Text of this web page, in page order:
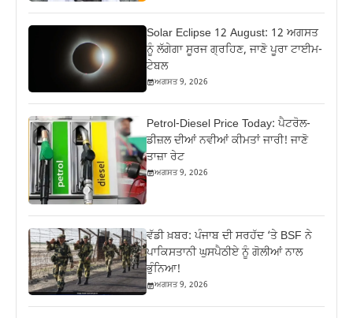
Solar Eclipse 12 August: 12 ਅਗਸਤ
ਨੂੰ ਲੱਗੇਗਾ ਸੂਰਜ ਗ੍ਰਹਿਣ, ਜਾਣੋ ਪੂਰਾ ਟਾਈਮ-
ਟੇਬਲ
ਅਗਸਤ 9, 2026
Petrol-Diesel Price Today: ਪੈਟਰੋਲ-
ਡੀਜ਼ਲ ਦੀਆਂ ਨਵੀਆਂ ਕੀਮਤਾਂ ਜਾਰੀ! ਜਾਣੋ
ਤਾਜ਼ਾ ਰੇਟ
ਅਗਸਤ 9, 2026
ਵੱਡੀ ਖ਼ਬਰ: ਪੰਜਾਬ ਦੀ ਸਰਹੱਦ ‘ਤੇ BSF ਨੇ
ਪਾਕਿਸਤਾਨੀ ਘੁਸਪੈਠੀਏ ਨੂੰ ਗੋਲੀਆਂ ਨਾਲ
ਭੁੰਨਿਆ!
ਅਗਸਤ 9, 2026